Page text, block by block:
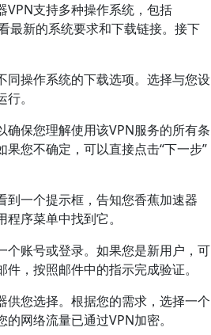
VPN支持多种操作系统，包括
最新的系统要求和下载链接。接下
同操作系统的下载选项。选择与您设
。
保您理解使用该VPN服务的所有条
您不确定，可以直接点击“下一步”
一个提示框，告知您香蕉加速器
序菜单中找到它。
个账号或登录。如果您是新用户，可
，按照邮件中的指示完成验证。
您选择。根据您的需求，选择一个
网络流量已通过VPN加密。